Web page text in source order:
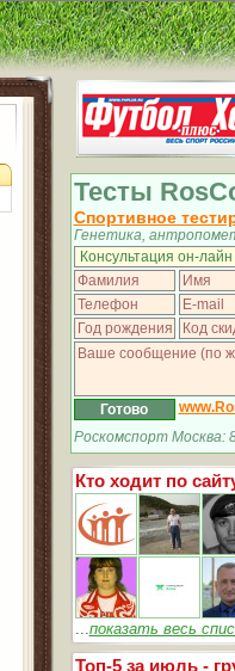
Тесты
Спортивное
Генетика,
Роскомспорт Москва:
Кто ходит по
...показать весь
Топ-5 за июль -